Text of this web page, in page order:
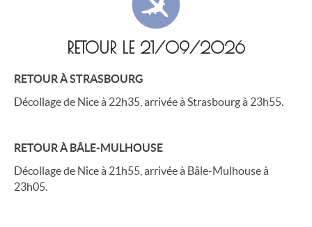
RETOUR LE 21/09/2026
RETOUR À STRASBOURG
Décollage de Nice à 22h35, arrivée à Strasbourg à 23h55.
RETOUR À BÂLE-MULHOUSE
Décollage de Nice à 21h55, arrivée à Bâle-Mulhouse à
23h05.